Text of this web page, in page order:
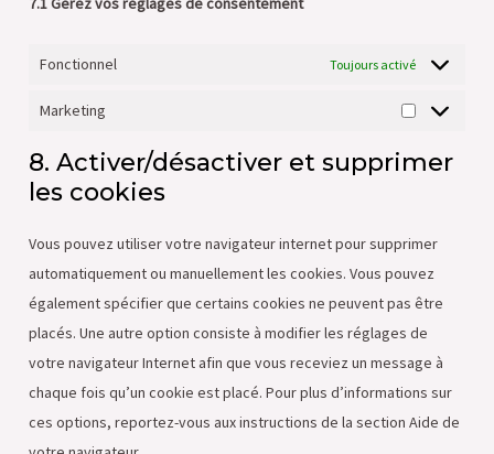
Fonctionnel Toujours activé
Marketing
8. Activer/désactiver et supprimer
les cookies
Vous pouvez utiliser votre navigateur internet pour supprimer
automatiquement ou manuellement les cookies. Vous pouvez
également spécifier que certains cookies ne peuvent pas être
placés. Une autre option consiste à modifier les réglages de
votre navigateur Internet afin que vous receviez un message à
chaque fois qu’un cookie est placé. Pour plus d’informations sur
ces options, reportez-vous aux instructions de la section Aide de